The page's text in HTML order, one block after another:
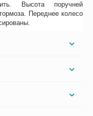
Высота поручней
Переднее колесо